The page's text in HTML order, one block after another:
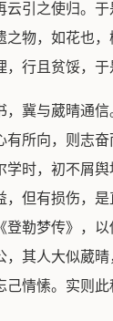
引之使归。
物，如花也
行且贫馁，于
冀与葳晴通
所向，则志
时，初不屑
但有损伤，
勒梦传》，
其人大似葳
情愫。实则此